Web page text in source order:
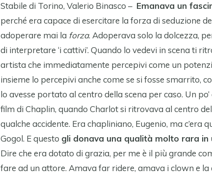
Stabile di Torino, Valerio Binasco – Emanava un
perché era capace di esercitare la forza di seduzione
adoperare mai la forza. Adoperava solo la dolcezza,
di interpretare ‘i cattivi’. Quando lo vedevi in scena ti
artista che immediatamente percepivi come un
insieme lo percepivi anche come se si fosse smarrito,
lo avesse portato al centro della scena per caso. Un
film di Chaplin, quando Charlot si ritrovava al centro
qualche accidente. Era chapliniano, Eugenio, ma c’era
Gogol. E questo gli donava una qualità molto rara
Dire che era dotato di grazia, per me è il più grande
fare ad un attore. Amava far ridere, amava i clown e la